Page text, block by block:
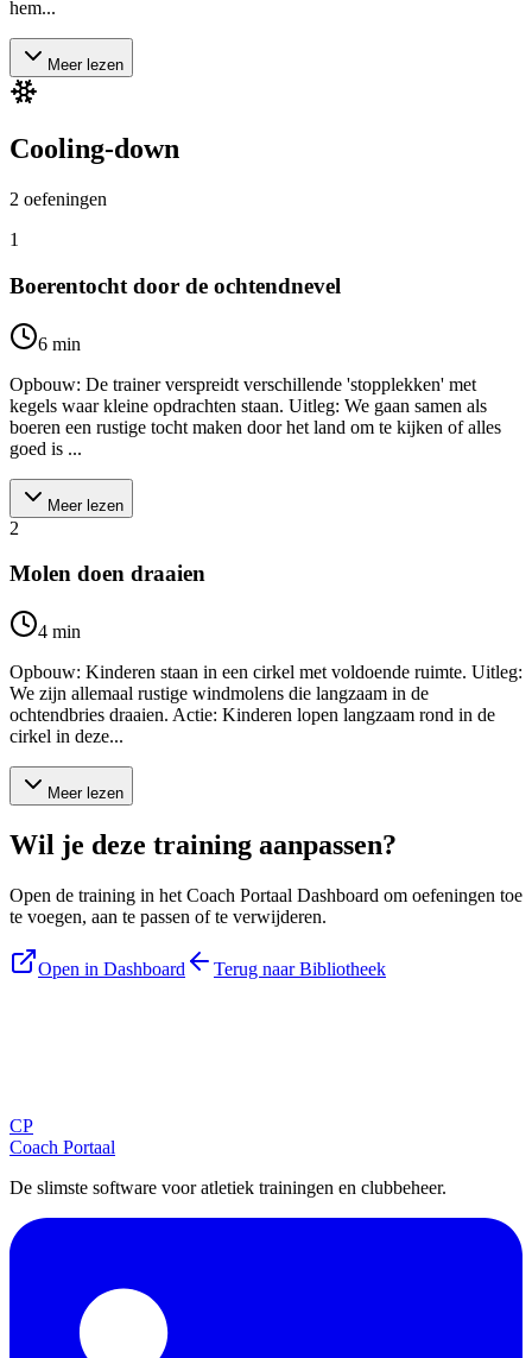
hem...
Meer lezen
Cooling-down
2 oefeningen
1
Boerentocht door de ochtendnevel
6 min
Opbouw: De trainer verspreidt verschillende 'stopplekken' met
kegels waar kleine opdrachten staan. Uitleg: We gaan samen als
boeren een rustige tocht maken door het land om te kijken of alles
goed is ...
Meer lezen
2
Molen doen draaien
4 min
Opbouw: Kinderen staan in een cirkel met voldoende ruimte. Uitleg:
We zijn allemaal rustige windmolens die langzaam in de
ochtendbries draaien. Actie: Kinderen lopen langzaam rond in de
cirkel in deze...
Meer lezen
Wil je deze training aanpassen?
Open de training in het Coach Portaal Dashboard om oefeningen toe
te voegen, aan te passen of te verwijderen.
Open in Dashboard Terug naar Bibliotheek
CP
Coach Portaal
De slimste software voor atletiek trainingen en clubbeheer.